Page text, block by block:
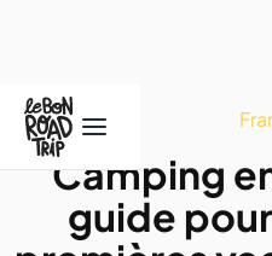
Camping
guide